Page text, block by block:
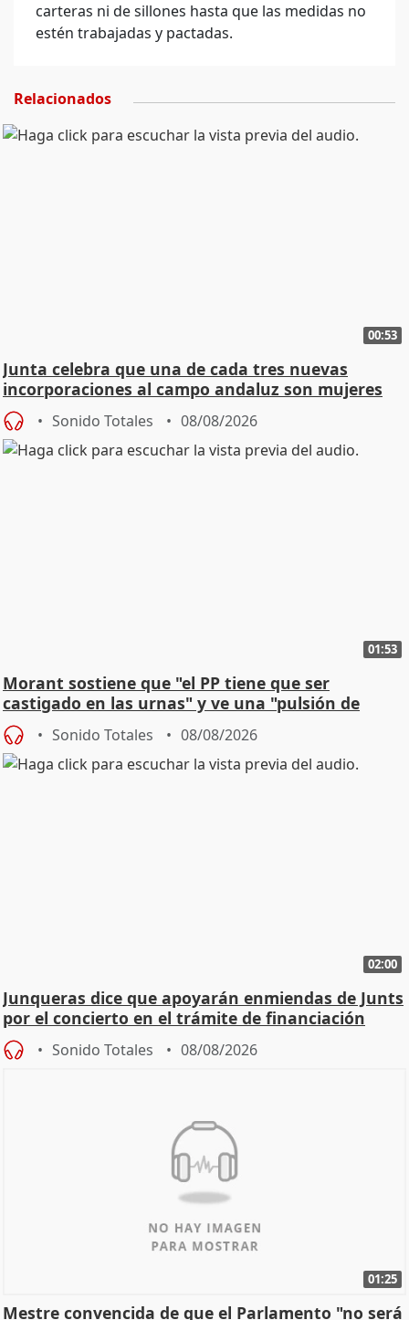
carteras ni de sillones hasta que las medidas no
estén trabajadas y pactadas.
Relacionados
00:53
Junta celebra que una de cada tres nuevas
incorporaciones al campo andaluz son mujeres
jóvenes
Sonido Totales 08/08/2026
01:53
Morant sostiene que "el PP tiene que ser
castigado en las urnas" y ve una "pulsión de
cambio"
Sonido Totales 08/08/2026
02:00
Junqueras dice que apoyarán enmiendas de Junts
por el concierto en el trámite de financiación
Sonido Totales 08/08/2026
01:25
Mestre convencida de que el Parlamento "no será